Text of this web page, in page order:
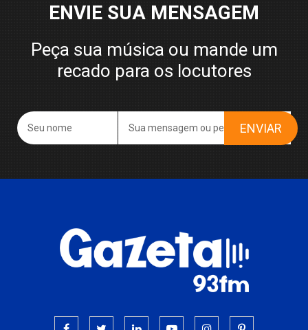
ENVIE SUA MENSAGEM
Peça sua música ou mande um
recado para os locutores
ENVIAR